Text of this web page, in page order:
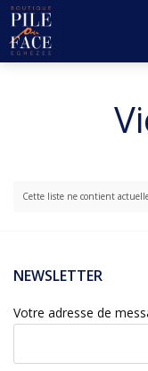
Cette liste ne contient
NEWSLETTER
Votre adresse de